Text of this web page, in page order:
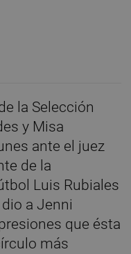
la Selección
y Misa
ante el juez
de la
Luis Rubiales
a Jenni
que ésta
más